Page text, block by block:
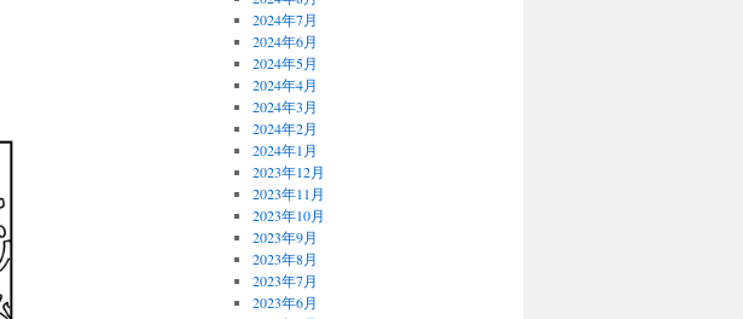
2024年7月
2024年6月
2024年5月
2024年4月
2024年3月
2024年2月
2024年1月
2023年12月
2023年11月
2023年10月
2023年9月
2023年8月
2023年7月
2023年6月